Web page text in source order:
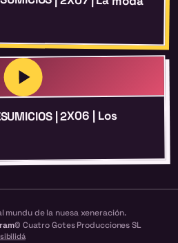
| 2X06 | Los
mundu de la nuesa xeneración.
© Cuatro Gotes Producciones SL